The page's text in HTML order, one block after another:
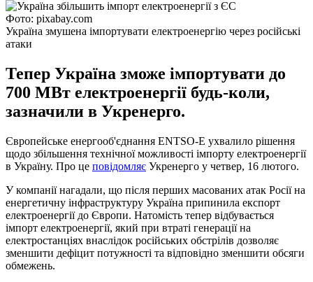
Фото: pixabay.com
Україна змушена імпортувати електроенергію через російські
атаки
Тепер Україна зможе імпортувати до
700 МВт електроенергії будь-коли,
зазначили в Укренерго.
Європейське енергооб'єднання ENTSO-E ухвалило рішення
щодо збільшення технічної можливості імпорту електроенергії
в Україну. Про це повідомляє Укренерго у четвер, 16 лютого.
У компанії нагадали, що після перших масованих атак Росії на
енергетичну інфраструктуру Україна припинила експорт
електроенергії до Європи. Натомість тепер відбувається
імпорт електроенергії, який при втраті генерації на
електростанціях внаслідок російських обстрілів дозволяє
зменшити дефіцит потужності та відповідно зменшити обсяги
обмежень.